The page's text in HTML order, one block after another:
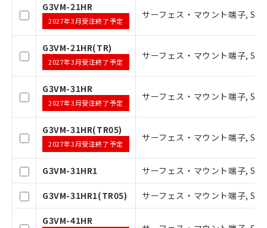
G3VM-21HR
2027年3月受注終了予定
サーフェス・マウント端子,
G3VM-21HR(TR)
2027年3月受注終了予定
サーフェス・マウント端子,
G3VM-31HR
2027年3月受注終了予定
サーフェス・マウント端子,
G3VM-31HR(TR05)
2027年3月受注終了予定
サーフェス・マウント端子,
G3VM-31HR1 サーフェス・マウント端子,
G3VM-31HR1(TR05) サーフェス・マウント端子,
G3VM-41HR
記
号
説明
○ 一定数以上の在庫あり
△ 一定数には満たないが在庫あり
－
在庫なし(最新の在庫状況につ
いては、お客様のお取引先、ま
たはお客様担当のオムロン制御
機器販売店・当社販売員にご確
空
白
受注生産機種、また在庫状況の
情報を公開していない機種
記載している更新日時点での社内デー
タに基づき作成されるものであり、閲
覧された時点での実際の在庫および標
準価格とは異なる場合があることをご
了承ください。
正式な納期状況および標準価格はお客
様のお取引先、またはお客様担当のオ
ムロン制御機器販売店・当社販売員に
ご相談ください。
オムロン制御機器販売店や当社販売拠
点は「販売ネットワーク
」をご確認
ください。
在庫状況および標準価格結果を当社の
事前の承諾なく第三者に漏洩または開
示しないようお願いします。
マイパーツ機能（部品リスト作成サー
ビス）をご利用いただくには、I-Web
メンバーズにご登録されている必要が